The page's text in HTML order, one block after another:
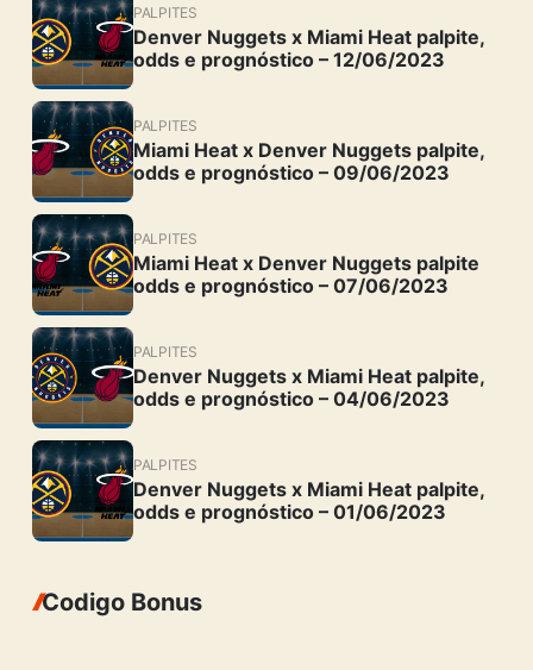
PALPITES
Denver Nuggets x Miami Heat palpite,
odds e prognóstico – 12/06/2023
PALPITES
Miami Heat x Denver Nuggets palpite,
odds e prognóstico – 09/06/2023
PALPITES
Miami Heat x Denver Nuggets palpite
odds e prognóstico – 07/06/2023
PALPITES
Denver Nuggets x Miami Heat palpite,
odds e prognóstico – 04/06/2023
PALPITES
Denver Nuggets x Miami Heat palpite,
odds e prognóstico – 01/06/2023
Codigo Bonus